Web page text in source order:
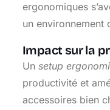
ergonomiques
un environnement
Impact sur la
Un setup
productivité et
accessoires bien